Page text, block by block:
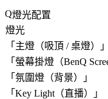
燈光配置
燈光
「 主燈（吸頂 / 桌燈） 」
「 螢幕掛燈（BenQ
「 氛圍燈（背景） 」
「 Key Light（直播） 」